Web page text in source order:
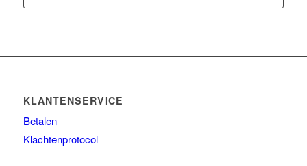
KLANTENSERVICE
Betalen
Klachtenprotocol